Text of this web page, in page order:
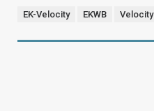
EK-Velocity EKWB Velocity